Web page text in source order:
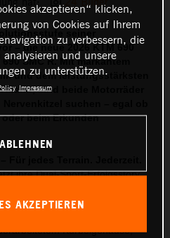
seiner
– die neue 2026 KTM 690
SMC R. Mit markantem
und dem leistungsstärksten
Markt, sind beide Motorräder
beim Erkunden
ihre Dual-Sport-Erfolgsstory
Fahrkomfort auf der Straße
Kurbelgehäuse,
akzeptieren“ klicken,
von Cookies auf Ihrem
zu verbessern, die
und unsere
zu unterstützen.
Impressum
AKZEPTIEREN